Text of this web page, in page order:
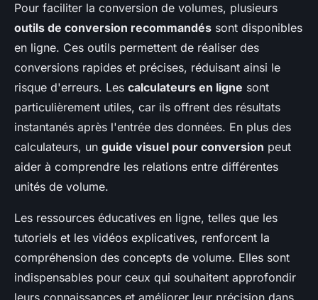
Pour faciliter la conversion de volumes, plusieurs
outils de conversion recommandés sont disponibles
en ligne. Ces outils permettent de réaliser des
conversions rapides et précises, réduisant ainsi le
risque d'erreurs. Les calculateurs en ligne sont
particulièrement utiles, car ils offrent des résultats
instantanés après l'entrée des données. En plus des
calculateurs, un guide visuel pour conversion peut
aider à comprendre les relations entre différentes
unités de volume.
Les ressources éducatives en ligne, telles que les
tutoriels et les vidéos explicatives, renforcent la
compréhension des concepts de volume. Elles sont
indispensables pour ceux qui souhaitent approfondir